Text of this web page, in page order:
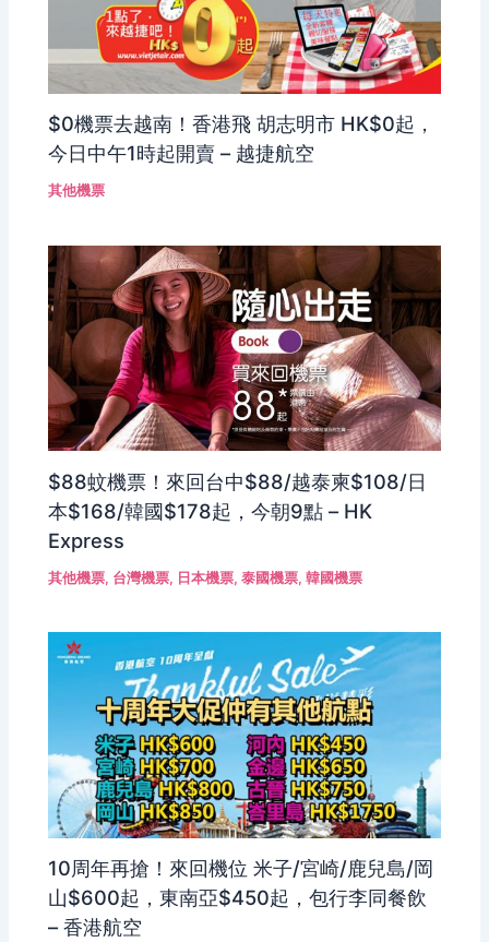
$0機票去越南！香港飛 胡志明市 HK$0起，
今日中午1時起開賣 – 越捷航空
其他機票
$88蚊機票！來回台中$88/越泰柬$108/日
本$168/韓國$178起，今朝9點 – HK
Express
其他機票, 台灣機票, 日本機票,泰國機票,韓國機票
10周年再搶！來回機位 米子/宮崎/鹿兒島/岡
山$600起，東南亞$450起，包行李同餐飲
– 香港航空